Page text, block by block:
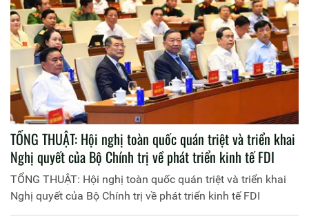
TỔNG THUẬT: Hội nghị toàn quốc quán triệt và triển khai
Nghị quyết của Bộ Chính trị về phát triển kinh tế FDI
TỔNG THUẬT: Hội nghị toàn quốc quán triệt và triển khai
Nghị quyết của Bộ Chính trị về phát triển kinh tế FDI